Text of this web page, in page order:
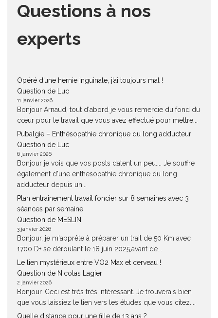
Questions à nos
experts
Opéré d’une hernie inguinale, j’ai toujours mal !
Question de Luc
11 janvier 2026
Bonjour Arnaud, tout d'abord je vous remercie du fond du
cœur pour le travail que vous avez effectué pour mettre...
Pubalgie – Enthésopathie chronique du long adducteur
Question de Luc
6 janvier 2026
Bonjour je vois que vos posts datent un peu.... Je souffre
également d'une enthesopathie chronique du long
adducteur depuis un...
Plan entrainement travail foncier sur 8 semaines avec 3
séances par semaine
Question de MESLIN
3 janvier 2026
Bonjour, je m'apprête à préparer un trail de 50 Km avec
1700 D+ se déroulant le 18 juin 2025,avant de...
Le lien mystérieux entre VO2 Max et cerveau !
Question de Nicolas Lagier
2 janvier 2026
Bonjour. Ceci est très très intéressant. Je trouverais bien
que vous laissiez le lien vers les études que vous citez....
Quelle distance pour une fille de 13 ans ?